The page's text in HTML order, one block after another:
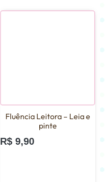
Fluência Leitora – Leia e
pinte
R$ 9,90